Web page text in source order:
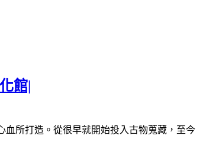
館|
血所打造。從很早就開始投入古物蒐藏，至今